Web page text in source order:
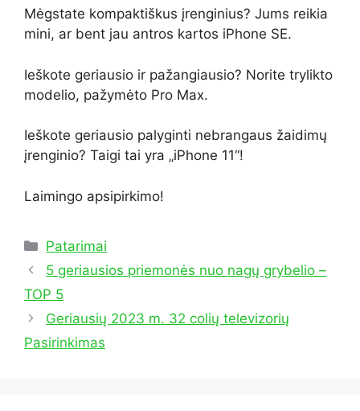
Mėgstate kompaktiškus įrenginius? Jums reikia
mini, ar bent jau antros kartos iPhone SE.
Ieškote geriausio ir pažangiausio? Norite trylikto
modelio, pažymėto Pro Max.
Ieškote geriausio palyginti nebrangaus žaidimų
įrenginio? Taigi tai yra „iPhone 11“!
Laimingo apsipirkimo!
Kategorijos
Patarimai
5 geriausios priemonės nuo nagų grybelio –
TOP 5
Geriausių 2023 m. 32 colių televizorių
Pasirinkimas